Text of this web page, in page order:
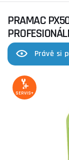
PRAMAC
Právě si
SERVIS+